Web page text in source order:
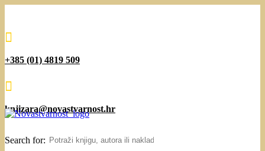

+385 (01) 4819 509

knjizara@novastvarnost.hr
Search for: